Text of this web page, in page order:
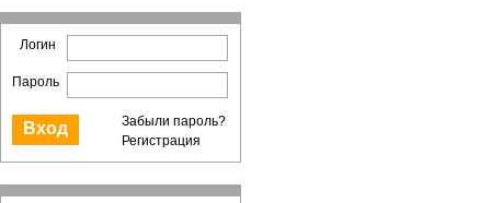
Логин
Пароль
Забыли пароль?
Регистрация